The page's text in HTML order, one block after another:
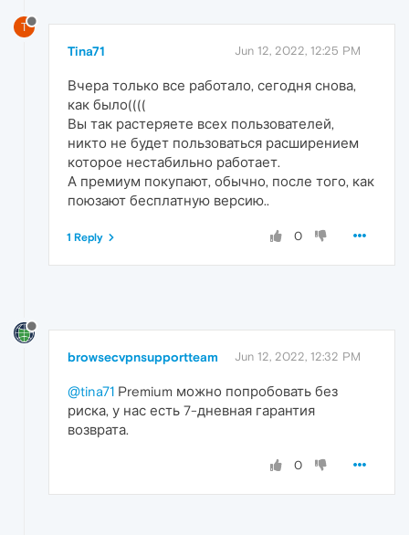
T
Tina71 Jun 12, 2022, 12:25 PM
Вчера только все работало, сегодня снова,
как было((((
Вы так растеряете всех пользователей,
никто не будет пользоваться расширением
которое нестабильно работает.
А премиум покупают, обычно, после того, как
поюзают бесплатную версию..
0
1 Reply
browsecvpnsupportteam Jun 12, 2022, 12:32 PM
@tina71 Premium можно попробовать без
риска, у нас есть 7-дневная гарантия
возврата.
0